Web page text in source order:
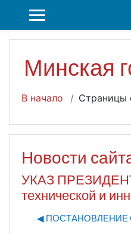
БОКОВАЯ ПАНЕЛЬ
Минская
В начало Страницы
Новости
УКАЗ
технической и
◀︎ ПОСТАНОВЛЕНИЕ